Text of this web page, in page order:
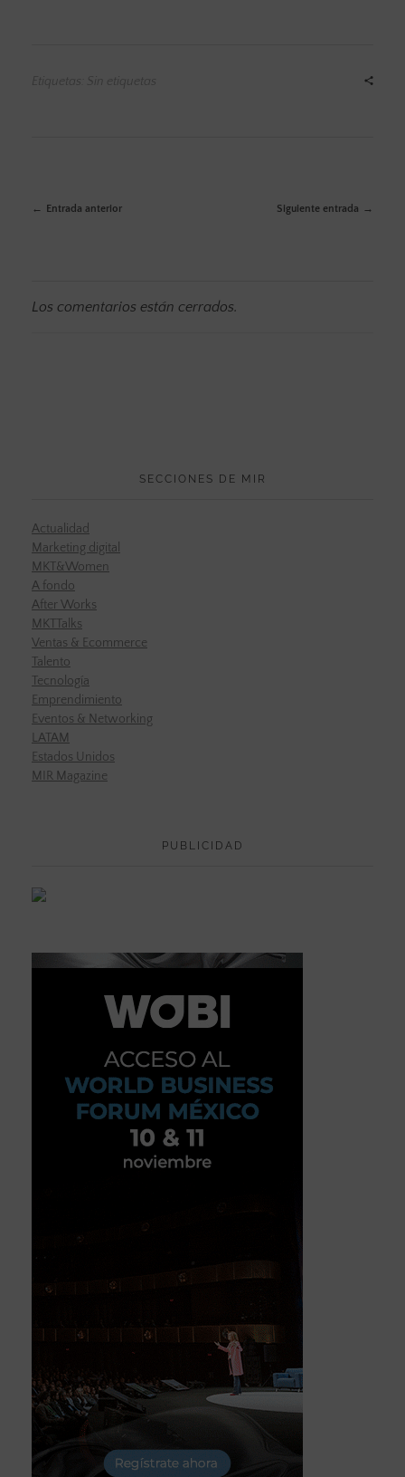
Etiquetas: Sin etiquetas
Entrada anterior Siguiente entrada
Los comentarios están cerrados.
SECCIONES DE MIR
Actualidad
Marketing digital
MKT&Women
A fondo
After Works
MKTTalks
Ventas & Ecommerce
Talento
Tecnología
Emprendimiento
Eventos & Networking
LATAM
Estados Unidos
MIR Magazine
PUBLICIDAD